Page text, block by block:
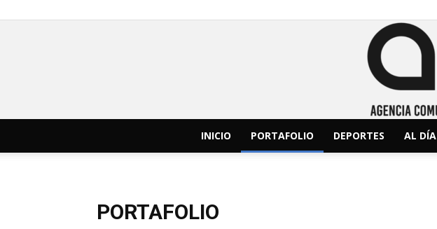
INICIO PORTAFOLIO DEPORTES AL DÍA
PORTAFOLIO